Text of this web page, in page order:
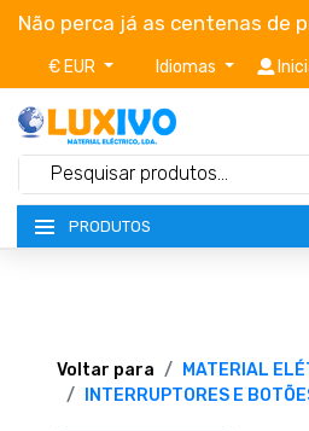
Não perca já as centenas de
€ EUR Idiomas
PRODUTOS
TERMOS E CONDIÇÕES
Voltar para
MATERIAL
INTERRUPTORES E